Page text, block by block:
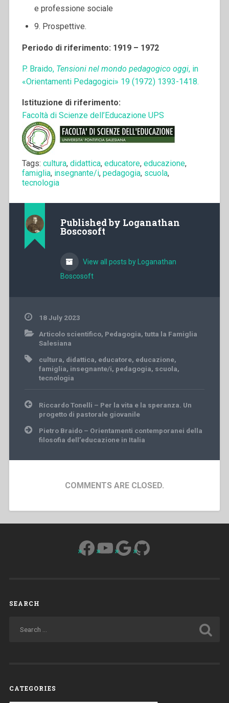
e professione sociale
9. Prospettive.
Periodo di riferimento: 1919 – 1972
P. Braido, Tensioni nel mondo pedagogico oggi, in
«Orientamenti Pedagogici» 19 (1972) 1393-1418.
Istituzione di riferimento:
Facoltà di Scienze dell’Educazione UPS
Tags: cultura, didattica, educatore, educazione,
famiglia, insegnante/i, pedagogia, scuola,
tecnologia
Published by Loganathan
Boscosoft
View all posts by Loganathan
Boscosoft
18 July 2023
Articolo scientifico, Pedagogia, tutta la Famiglia
Salesiana
cultura, didattica, educatore, educazione,
famiglia, insegnante/i, pedagogia, scuola,
tecnologia
Post
navigation
Riccardo Tonelli – Per la vita e la speranza. Un
progetto di pastorale giovanile
Pietro Braido – Orientamenti contemporanei della
filosofia dell’educazione in Italia
COMMENTS ARE CLOSED.
Facebook
YouTube
Google
GitHub
SEARCH
CATEGORIES